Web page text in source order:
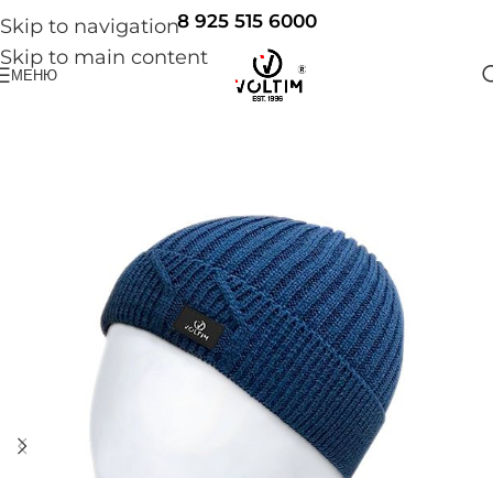
Skip to navigation
Skip to main content
8 925 515 6000
МЕНЮ